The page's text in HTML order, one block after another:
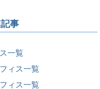
事
一覧
ィス一覧
ィス一覧